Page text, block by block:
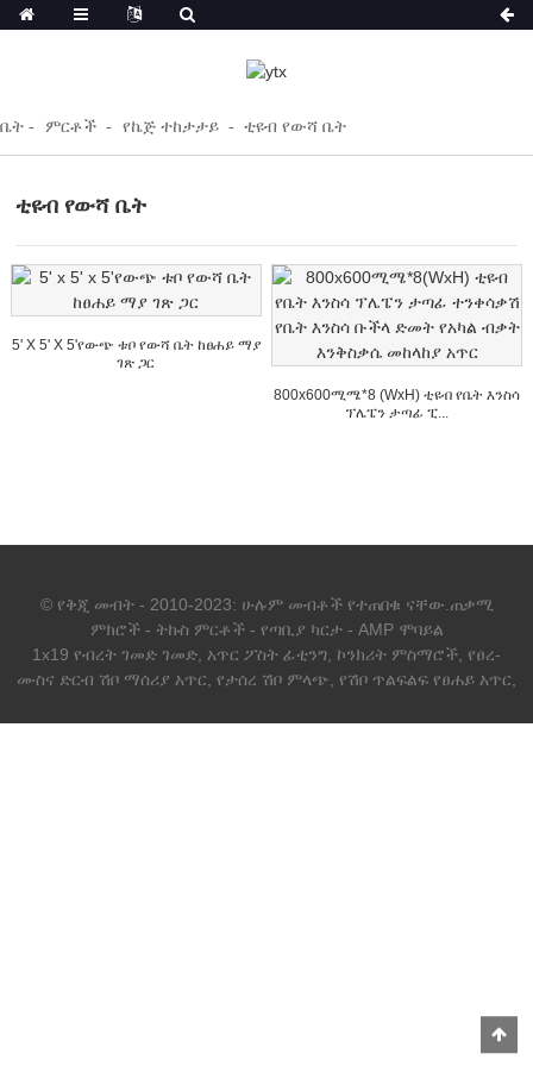
ቤት ምርቶች የኬጅ ተከታታይ ቲዩብ የውሻ ቤት
ቲዩብ የውሻ ቤት
5' X 5' X 5'የውጭ ቱቦ የውሻ ቤት ከፀሐይ ማያ
ገጽ ጋር
800x600ሚሜ*8 (WxH) ቲዩብ የቤት እንስሳ
ፕሌፔን ታጣፊ ፒ...
© የቅጂ መብት - 2010-2023: ሁሉም መብቶች የተጠበቁ ናቸው. ጠቃሚ
ምክሮች- ትኩስ ምርቶች- የጣቢያ ካርታ- AMP ሞባይል
1x19 የብረት ገመድ ገመድ አጥር ፖስት ፊቲንግ ኮንክሪት ምስማሮች የፀረ-
ሙስና ድርብ ሽቦ ማሰሪያ አጥር
የታሰረ ሽቦ ምላጭ የሽቦ ጥልፍልፍ የፀሐይ አጥር